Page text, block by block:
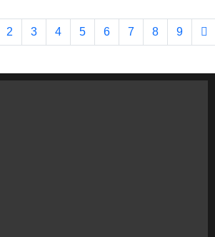
2 3 4 5 6 7 8 9